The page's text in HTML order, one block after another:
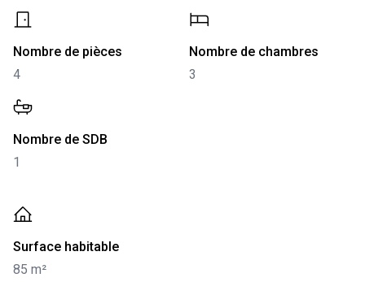
Nombre de pièces
4
Nombre de chambres
3
Nombre de SDB
1
Surface habitable-
85 m²